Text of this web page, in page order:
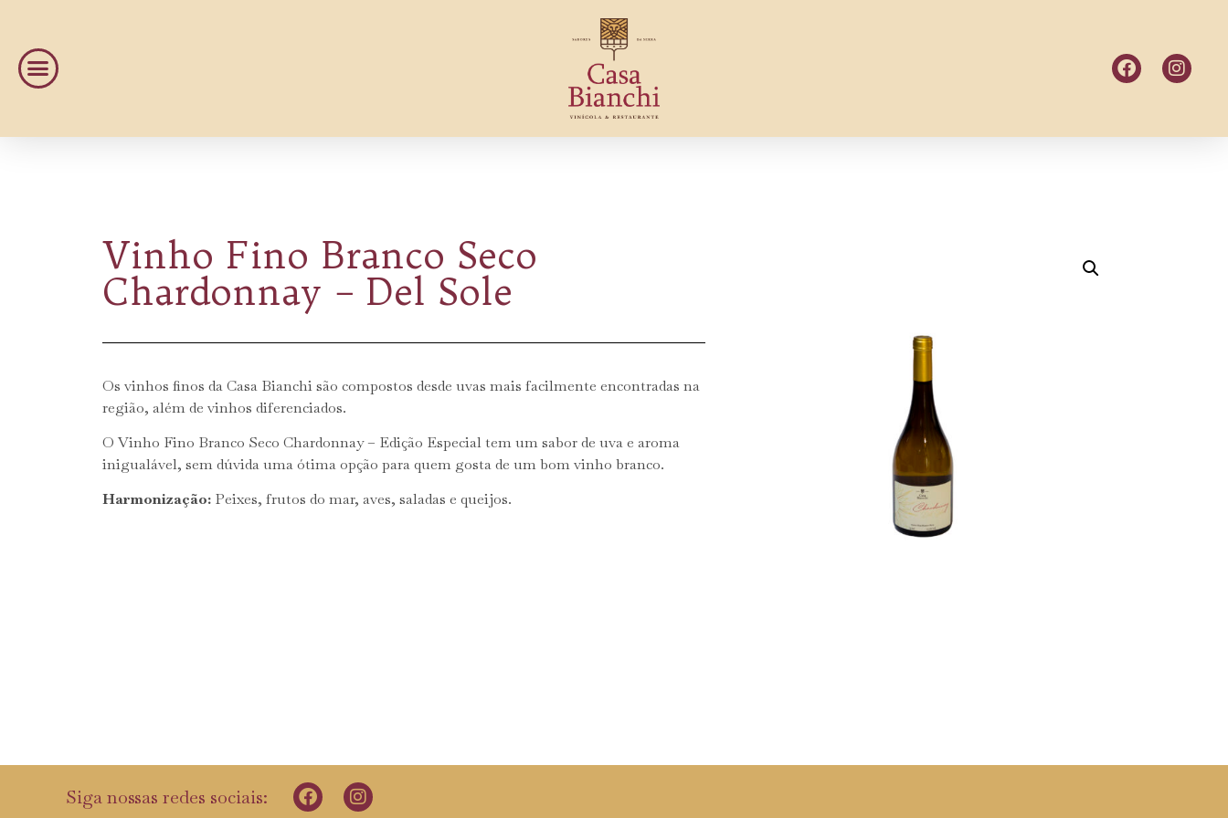
Vinho Fino Branco Seco
Chardonnay – Del Sole
Os vinhos finos da Casa Bianchi são compostos desde uvas mais facilmente encontradas na
região, além de vinhos diferenciados.
O Vinho Fino Branco Seco Chardonnay – Edição Especial tem um sabor de uva e aroma
inigualável, sem dúvida uma ótima opção para quem gosta de um bom vinho branco.
Harmonização: Peixes, frutos do mar, aves, saladas e queijos.
Siga nossas redes sociais: